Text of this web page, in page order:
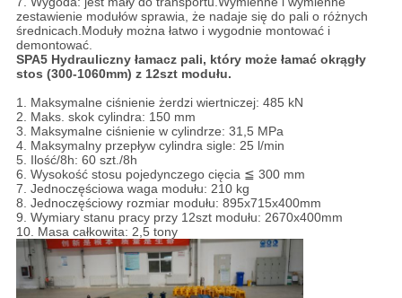
zestawienie modułów sprawia, że ​​nadaje się do pali o różnych
średnicach.Moduły można łatwo i wygodnie montować i
demontować.
SPA5 Hydrauliczny łamacz pali, który może łamać okrągły
stos (300-1060mm) z 12szt modułu.
1. Maksymalne ciśnienie żerdzi wiertniczej: 485 kN
2. Maks. skok cylindra: 150 mm
3. Maksymalne ciśnienie w cylindrze: 31,5 MPa
4. Maksymalny przepływ cylindra sigle: 25 l/min
5. Ilość/8h: 60 szt./8h
6. Wysokość stosu pojedynczego cięcia ≦ 300 mm
7. Jednoczęściowa waga modułu: 210 kg
8. Jednoczęściowy rozmiar modułu: 895x715x400mm
9. Wymiary stanu pracy przy 12szt modułu: 2670x400mm
10. Masa całkowita: 2,5 tony